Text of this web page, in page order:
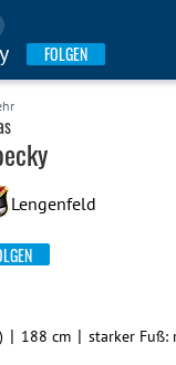
FOLGEN
Lengenfeld
| 188 cm | starker Fuß: